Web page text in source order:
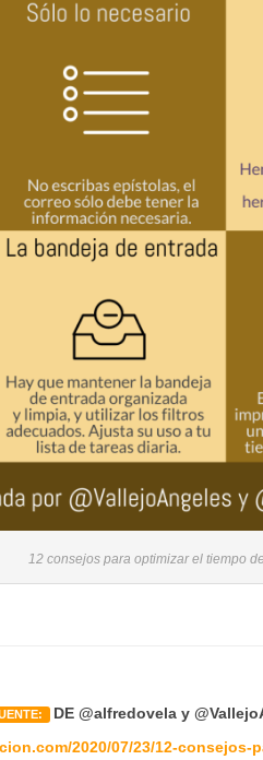
12 consejos para optimizar el tiempo
DE @alfredovela y
2020/07/23/12-